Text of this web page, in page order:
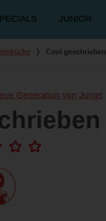
JUNIOR
❭ Cool geschrieben
Generation von Jungs